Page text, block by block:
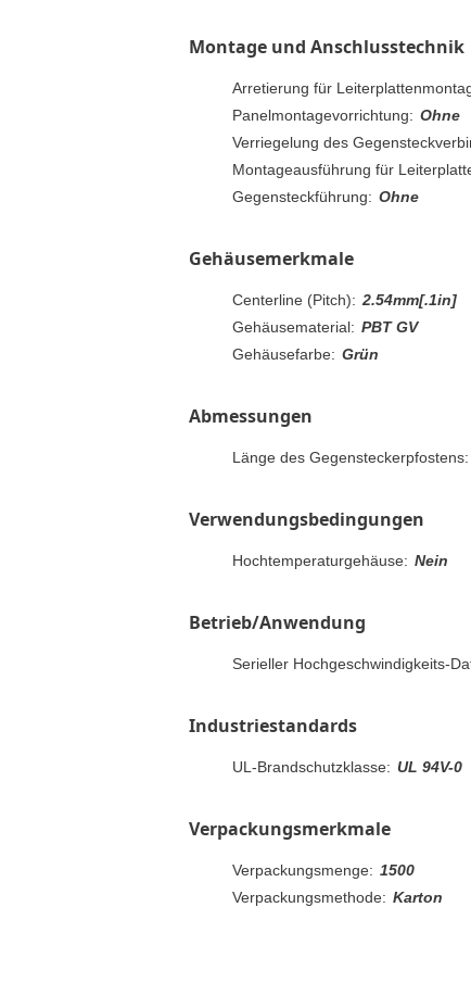
Montage und Anschlusstechnik
Arretierung für
Panelmontagevorrichtung: Ohne
Verriegelung des
Montageausführung für
Gegensteckführung: Ohne
Gehäusemerkmale
Centerline (Pitch): 2.54mm[.1in]
Gehäusematerial: PBT GV
Gehäusefarbe: Grün
Abmessungen
Länge des Gegensteckerpfostens:
Verwendungsbedingungen
Hochtemperaturgehäuse: Nein
Betrieb/Anwendung
Serieller Hochgeschwindigkeits-
Industriestandards
UL-Brandschutzklasse: UL 94V-0
Verpackungsmerkmale
Verpackungsmenge: 1500
Verpackungsmethode: Karton